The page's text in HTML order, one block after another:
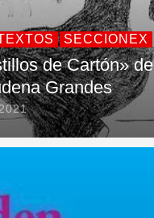
SECCIONEX
de Cartón» de
Grandes